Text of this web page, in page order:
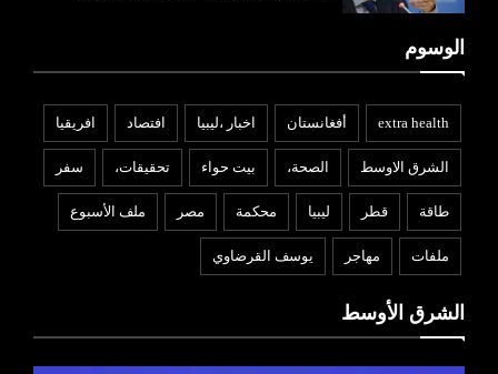
الوسوم
extra health أفغانستان اخبار ،ليبيا افتصاد افريقيا
الشرق الاوسط الصحة، بيت حواء تحقيقات، سفر
طاقة قطر ليبيا محكمة مصر ملف الأسبوع
ملفات مهاجر يوسف القرضاوي
الشرق الأوسط